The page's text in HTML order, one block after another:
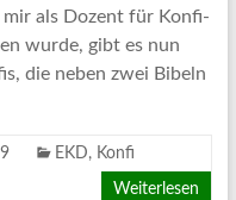
als Dozent für Konfi-
wurde, gibt es nun
die neben zwei Bibeln
EKD, Konfi
Weiterlesen